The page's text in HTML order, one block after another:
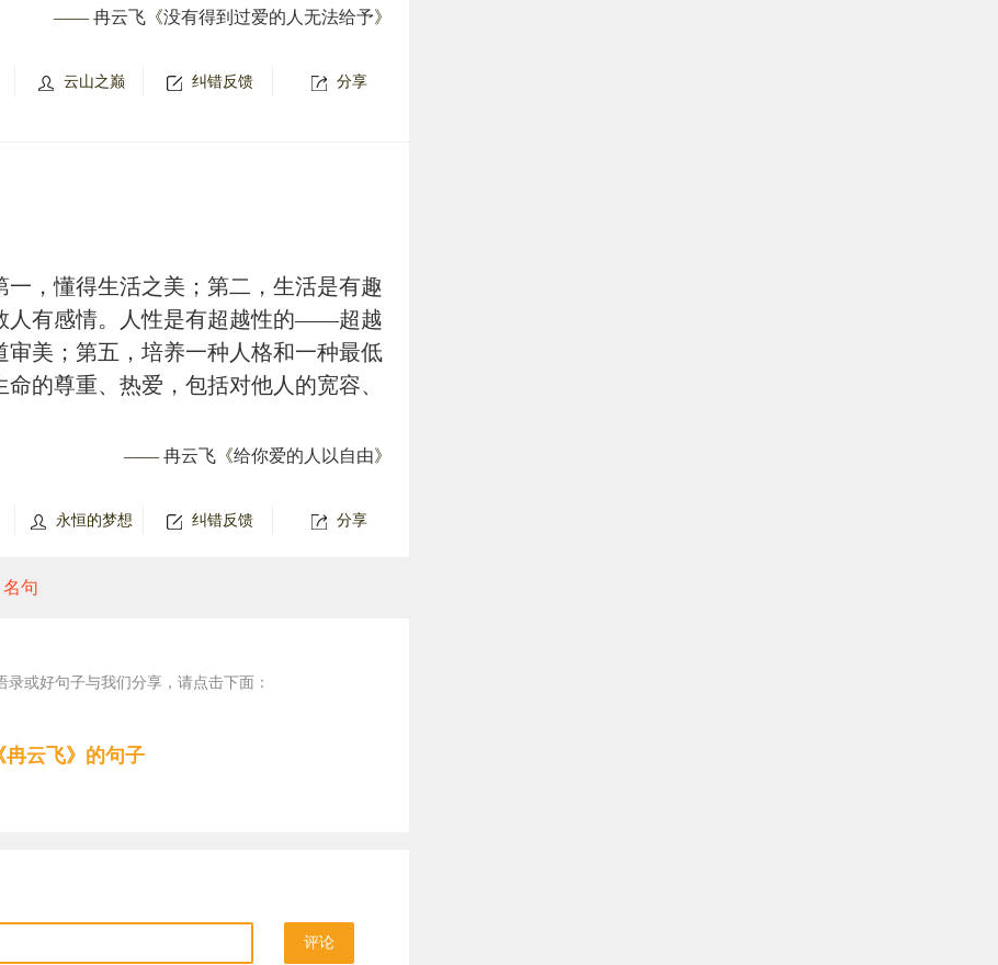
—— 冉云飞 《没有得到过爱的人无法给予》
云山之巅 纠错反馈 分享
，懂得生活之美；第二，生活是有趣
人有感情。人性是有超越性的——超越
美；第五，培养一种人格和一种最低
的尊重、热爱，包括对他人的宽容、
—— 冉云飞 《给你爱的人以自由》
永恒的梦想 纠错反馈 分享
句
或好句子与我们分享，请点击下面：
冉云飞》的句子
评论